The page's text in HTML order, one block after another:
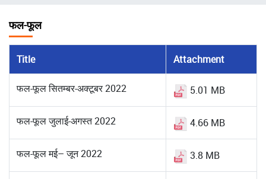
फल-फूल
Title Attachment
फल-फूल सितम्बर-अक्टूबर 2022 5.01 MB
फल-फूल जुलाई-अगस्त 2022 4.66 MB
फल-फूल मई– जून 2022 3.8 MB